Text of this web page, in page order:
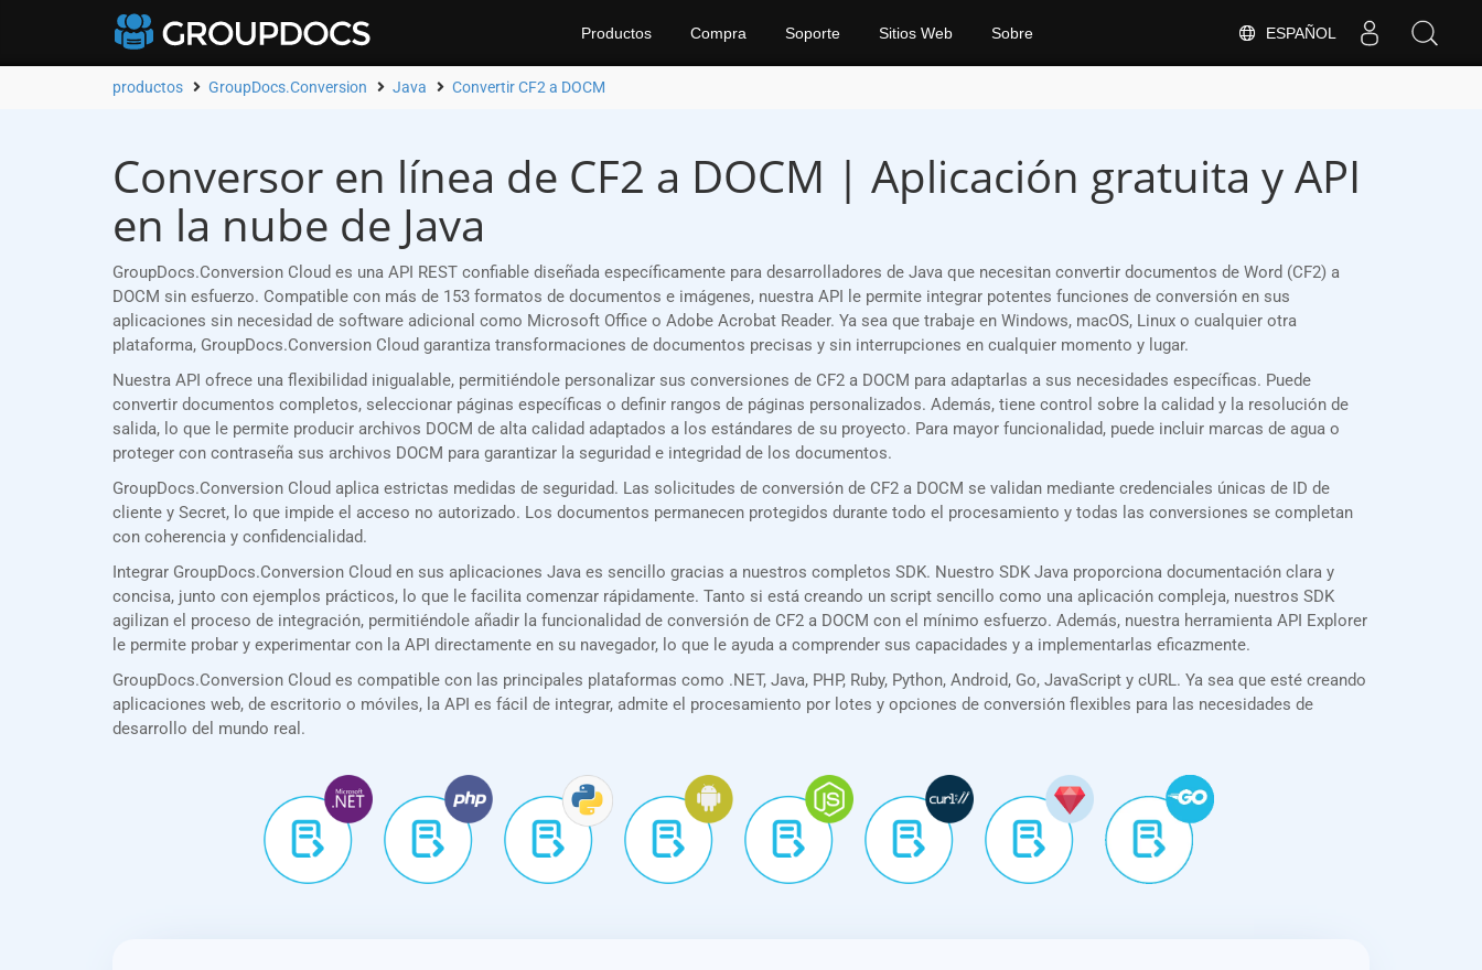
ESPAÑOL
Productos Compra Soporte Sitios Web Sobre
productos GroupDocs.Conversion Java Convertir CF2 a DOCM
Conversor en línea de CF2 a DOCM | Aplicación gratuita y API
en la nube de Java
GroupDocs.Conversion Cloud es una API REST confiable diseñada específicamente para desarrolladores de Java que necesitan convertir documentos de Word (CF2) a
DOCM sin esfuerzo. Compatible con más de 153 formatos de documentos e imágenes, nuestra API le permite integrar potentes funciones de conversión en sus
aplicaciones sin necesidad de software adicional como Microsoft Office o Adobe Acrobat Reader. Ya sea que trabaje en Windows, macOS, Linux o cualquier otra
plataforma, GroupDocs.Conversion Cloud garantiza transformaciones de documentos precisas y sin interrupciones en cualquier momento y lugar.
Nuestra API ofrece una flexibilidad inigualable, permitiéndole personalizar sus conversiones de CF2 a DOCM para adaptarlas a sus necesidades específicas. Puede
convertir documentos completos, seleccionar páginas específicas o definir rangos de páginas personalizados. Además, tiene control sobre la calidad y la resolución de
salida, lo que le permite producir archivos DOCM de alta calidad adaptados a los estándares de su proyecto. Para mayor funcionalidad, puede incluir marcas de agua o
proteger con contraseña sus archivos DOCM para garantizar la seguridad e integridad de los documentos.
GroupDocs.Conversion Cloud aplica estrictas medidas de seguridad. Las solicitudes de conversión de CF2 a DOCM se validan mediante credenciales únicas de ID de
cliente y Secret, lo que impide el acceso no autorizado. Los documentos permanecen protegidos durante todo el procesamiento y todas las conversiones se completan
con coherencia y confidencialidad.
Integrar GroupDocs.Conversion Cloud en sus aplicaciones Java es sencillo gracias a nuestros completos SDK. Nuestro SDK Java proporciona documentación clara y
concisa, junto con ejemplos prácticos, lo que le facilita comenzar rápidamente. Tanto si está creando un script sencillo como una aplicación compleja, nuestros SDK
agilizan el proceso de integración, permitiéndole añadir la funcionalidad de conversión de CF2 a DOCM con el mínimo esfuerzo. Además, nuestra herramienta API Explorer
le permite probar y experimentar con la API directamente en su navegador, lo que le ayuda a comprender sus capacidades y a implementarlas eficazmente.
GroupDocs.Conversion Cloud es compatible con las principales plataformas como .NET, Java, PHP, Ruby, Python, Android, Go, JavaScript y cURL. Ya sea que esté creando
aplicaciones web, de escritorio o móviles, la API es fácil de integrar, admite el procesamiento por lotes y opciones de conversión flexibles para las necesidades de
desarrollo del mundo real.